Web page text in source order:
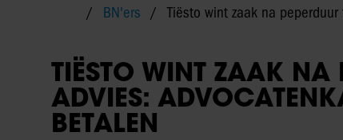
BN'ers Tiësto wint zaak na
TIËSTO WINT ZAAK NA
ADVIES:
BETALEN